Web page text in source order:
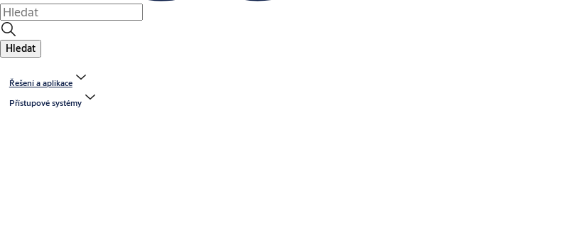
Hledat
Řešení a aplikace
Přístupové systémy